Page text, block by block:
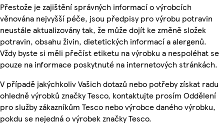
Přestože je zajištění správných informací o výrobcích
věnována nejvyšší péče, jsou předpisy pro výrobu potravin
neustále aktualizovány tak, že může dojít ke změně složek
potravin, obsahu živin, dietetických informací a alergenů.
Vždy byste si měli přečíst etiketu na výrobku a nespoléhat se
pouze na informace poskytnuté na internetových stránkách.
V případě jakýchkoliv Vašich dotazů nebo potřeby získat radu
ohledně výrobků značky Tesco, kontaktujte prosím Oddělení
pro služby zákazníkům Tesco nebo výrobce daného výrobku,
pokdu se nejedná o výrobek značky Tesco.